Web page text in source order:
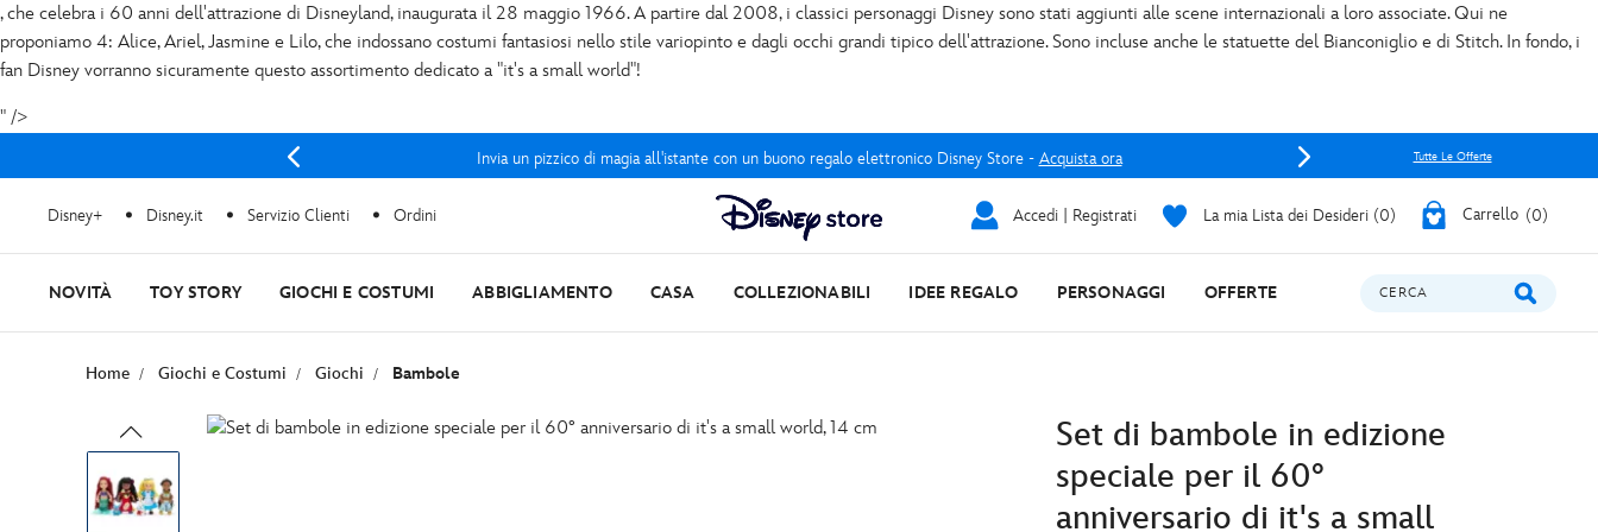
, che celebra i 60 anni dell'attrazione di Disneyland, inaugurata il 28 maggio 1966. A partire dal 2008, i classici personaggi Disney sono stati aggiunti alle scene internazionali a loro associate. Qui ne
proponiamo 4: Alice, Ariel, Jasmine e Lilo, che indossano costumi fantasiosi nello stile variopinto e dagli occhi grandi tipico dell'attrazione. Sono incluse anche le statuette del Bianconiglio e di Stitch. In fondo, i
fan Disney vorranno sicuramente questo assortimento dedicato a "it's a small world"!
" />
Invia un pizzico di magia all'istante con un buono regalo elettronico Disney Store - Acquista ora Tutte Le Offerte
Disney+ Disney.it Servizio Clienti Ordini Accedi | Registrati La mia Lista dei Desideri 0 Carrello 0
NOVITÀ TOY STORY GIOCHI E COSTUMI ABBIGLIAMENTO CASA COLLEZIONABILI IDEE REGALO PERSONAGGI OFFERTE CERCA
Home Giochi e Costumi Giochi Bambole
Set di bambole in edizione
speciale per il 60°
anniversario di it's a small